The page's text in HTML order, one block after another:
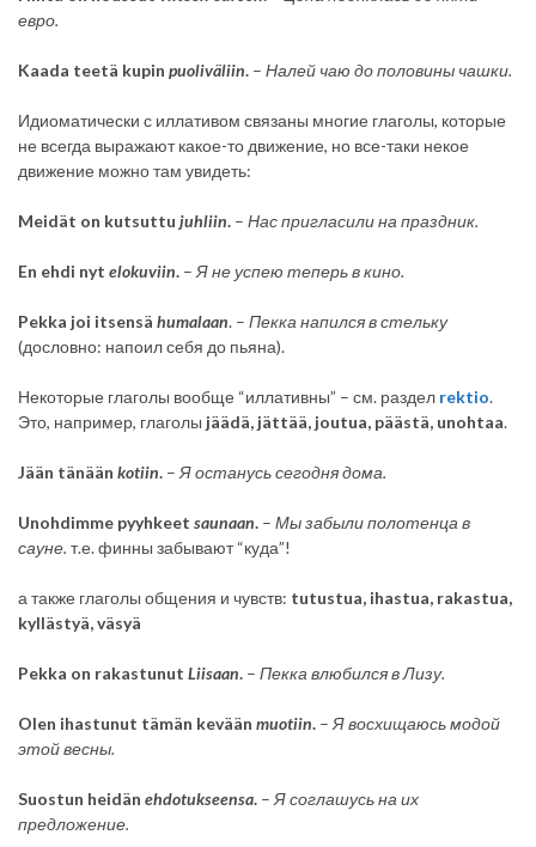
евро.
Kaada teetä kupin puoliväliin. – Налей чаю до половины чашки.
Идиоматически с иллативом связаны многие глаголы, которые
не всегда выражают какое-то движение, но все-таки некое
движение можно там увидеть:
Meidät on kutsuttu juhliin. – Нас пригласили на праздник.
En ehdi nyt elokuviin. – Я не успею теперь в кино.
Pekka joi itsensä humalaan. – Пекка напился в стельку
(дословно: напоил себя до пьяна).
Некоторые глаголы вообще “иллативны” – см. раздел rektio.
Это, например, глаголы jäädä, jättää, joutua, päästä, unohtaa.
Jään tänään kotiin. – Я останусь сегодня дома.
Unohdimme pyyhkeet saunaan. – Мы забыли полотенца в
сауне. т.е. финны забывают “куда”!
а также глаголы общения и чувств: tutustua, ihastua, rakastua,
kyllästyä, väsyä
Pekka on rakastunut Liisaan. – Пекка влюбился в Лизу.
Olen ihastunut tämän kevään muotiin. – Я восхищаюсь модой
этой весны.
Suostun heidän ehdotukseensa. – Я соглашусь на их
предложение.